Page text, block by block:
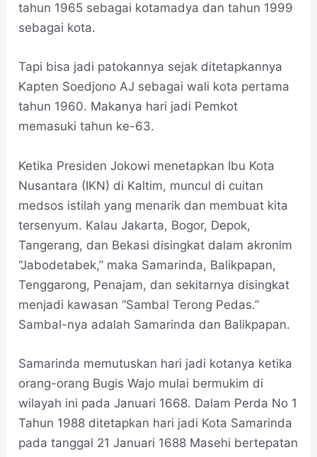
tahun 1965 sebagai kotamadya dan tahun 1999
sebagai kota.
Tapi bisa jadi patokannya sejak ditetapkannya
Kapten Soedjono AJ sebagai wali kota pertama
tahun 1960. Makanya hari jadi Pemkot
memasuki tahun ke-63.
Ketika Presiden Jokowi menetapkan Ibu Kota
Nusantara (IKN) di Kaltim, muncul di cuitan
medsos istilah yang menarik dan membuat kita
tersenyum. Kalau Jakarta, Bogor, Depok,
Tangerang, dan Bekasi disingkat dalam akronim
“Jabodetabek,” maka Samarinda, Balikpapan,
Tenggarong, Penajam, dan sekitarnya disingkat
menjadi kawasan “Sambal Terong Pedas.”
Sambal-nya adalah Samarinda dan Balikpapan.
Samarinda memutuskan hari jadi kotanya ketika
orang-orang Bugis Wajo mulai bermukim di
wilayah ini pada Januari 1668. Dalam Perda No 1
Tahun 1988 ditetapkan hari jadi Kota Samarinda
pada tanggal 21 Januari 1688 Masehi bertepatan